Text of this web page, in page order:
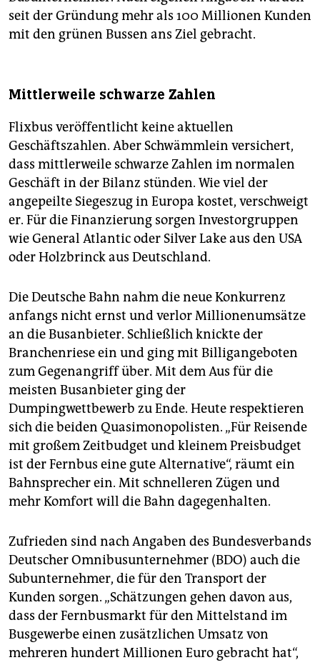
seit der Gründung mehr als 100 Millionen Kunden
mit den grünen Bussen ans Ziel gebracht.
Mittlerweile schwarze Zahlen
Flixbus veröffentlicht keine aktuellen
Geschäftszahlen. Aber Schwämmlein versichert,
dass mittlerweile schwarze Zahlen im normalen
Geschäft in der Bilanz stünden. Wie viel der
angepeilte Siegeszug in Europa kostet, verschweigt
er. Für die Finanzierung sorgen Investorgruppen
wie General Atlantic oder Silver Lake aus den USA
oder Holzbrinck aus Deutschland.
Die Deutsche Bahn nahm die neue Konkurrenz
anfangs nicht ernst und verlor Millionenumsätze
an die Busanbieter. Schließlich knickte der
Branchenriese ein und ging mit Billigangeboten
zum Gegenangriff über. Mit dem Aus für die
meisten Busanbieter ging der
Dumpingwettbewerb zu Ende. Heute respektieren
sich die beiden Quasimonopolisten. „Für Reisende
mit großem Zeitbudget und kleinem Preisbudget
ist der Fernbus eine gute Alternative“, räumt ein
Bahnsprecher ein. Mit schnelleren Zügen und
mehr Komfort will die Bahn dagegenhalten.
Zufrieden sind nach Angaben des Bundesverbands
Deutscher Omnibusunternehmer (BDO) auch die
Subunternehmer, die für den Transport der
Kunden sorgen. „Schätzungen gehen davon aus,
dass der Fernbusmarkt für den Mittelstand im
Busgewerbe einen zusätzlichen Umsatz von
mehreren hundert Millionen Euro gebracht hat“,